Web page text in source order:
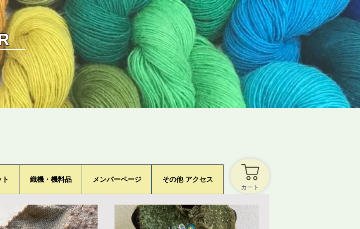
織機・機料品 メンバーページ その他 アクセス
カート